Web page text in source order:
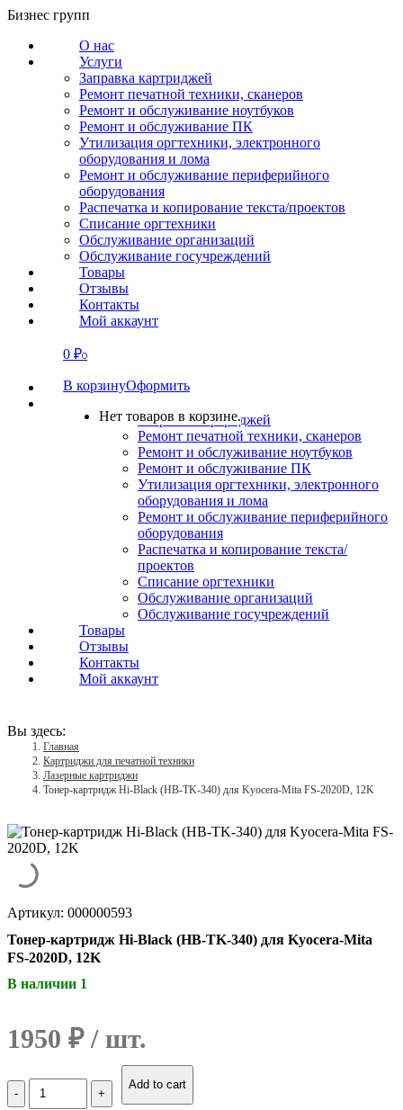
Перейти
содержанию
Бизнес групп
О нас
Услуги
Заправка картриджей
Ремонт печатной техники, сканеров
Ремонт и обслуживание ноутбуков
Ремонт и обслуживание ПК
Утилизация оргтехники, электронного
оборудования и лома
Ремонт и обслуживание периферийного
оборудования
Распечатка и копирование текста/проектов
Списание оргтехники
Обслуживание организаций
Обслуживание госучреждений
Товары
Отзывы
Контакты
Мой аккаунт
0 ₽0
В корзинуОформить
Нет товаров в корзине.
СВЯЗАТЬСЯ
О нас
Заправка картриджей
Ремонт печатной техники, сканеров
Ремонт и обслуживание ноутбуков
Ремонт и обслуживание ПК
Утилизация оргтехники, электронного
оборудования и лома
Ремонт и обслуживание периферийного
оборудования
Распечатка и копирование текста/
проектов
Списание оргтехники
Обслуживание организаций
Обслуживание госучреждений
Товары
Отзывы
Контакты
Мой аккаунт
Вы здесь:
Главная
Картриджи для печатной техники
Лазерные картриджи
Тонер-картридж Hi-Black (HB-TK-340) для Kyocera-Mita FS-2020D, 12K
Артикул: 000000593
Тонер-картридж Hi-Black (HB-TK-340) для Kyocera-Mita
FS-2020D, 12K
В наличии 1
1950 ₽
Количество
Тонер-
Add to cart